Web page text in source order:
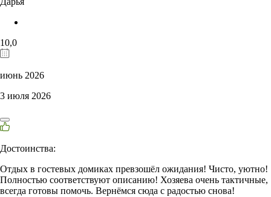
10,0
июнь 2026
3 июля 2026
Достоинства:
Отдых в гостевых домиках превзошёл ожидания! Чисто, уютно!
Полностью соответствуют описанию! Хозяева очень тактичные,
всегда готовы помочь. Вернёмся сюда с радостью снова!